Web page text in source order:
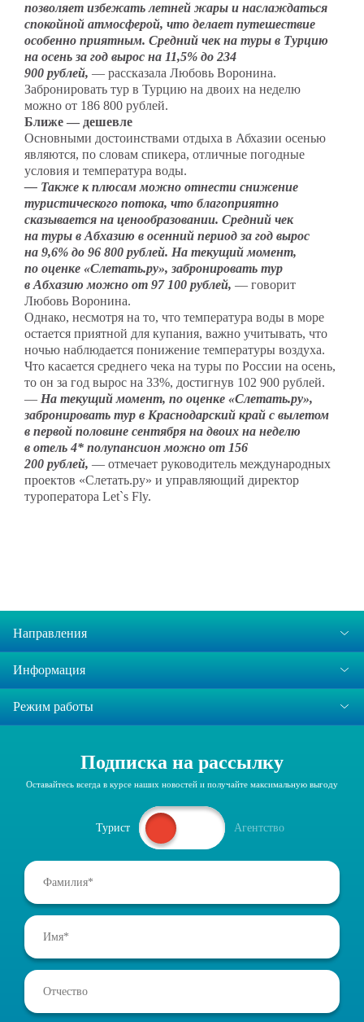
позволяет избежать летней жары и наслаждаться
спокойной атмосферой, что делает путешествие
особенно приятным. Средний чек на туры в Турцию
на осень за год вырос на 11,5% до 234
900 рублей, — рассказала Любовь Воронина.
Забронировать тур в Турцию на двоих на неделю
можно от 186 800 рублей.
Ближе — дешевле
Основными достоинствами отдыха в Абхазии осенью
являются, по словам спикера, отличные погодные
условия и температура воды.
— Также к плюсам можно отнести снижение
туристического потока, что благоприятно
сказывается на ценообразовании. Средний чек
на туры в Абхазию в осенний период за год вырос
на 9,6% до 96 800 рублей. На текущий момент,
по оценке «Слетать.ру», забронировать тур
в Абхазию можно от 97 100 рублей, — говорит
Любовь Воронина.
Однако, несмотря на то, что температура воды в море
остается приятной для купания, важно учитывать, что
ночью наблюдается понижение температуры воздуха.
Что касается среднего чека на туры по России на осень,
то он за год вырос на 33%, достигнув 102 900 рублей.
— На текущий момент, по оценке «Слетать.ру»,
забронировать тур в Краснодарский край с вылетом
в первой половине сентября на двоих на неделю
в отель 4* полупансион можно от 156
200 рублей, — отмечает руководитель международных
проектов «Слетать.ру» и управляющий директор
туроператора Let`s Fly.
Направления
Информация
Режим работы
Подписка на рассылку
Оставайтесь всегда в курсе наших новостей и получайте максимальную выгоду
Турист Агентство